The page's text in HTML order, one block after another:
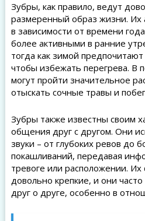
Зубры, как правило, ведут
размеренный образ жизни. Их
в зависимости от времени
более активными в ранние
тогда как зимой предпочитают
чтобы избежать перегрева. В
могут пройти значительное
отыскать сочные травы и
Зубры также известны своим
общения друг с другом. Они
звуки – от глубоких ревов до
покашливаний, передавая
тревоге или расположении.
довольно крепкие, и они
друг о друге, особенно в